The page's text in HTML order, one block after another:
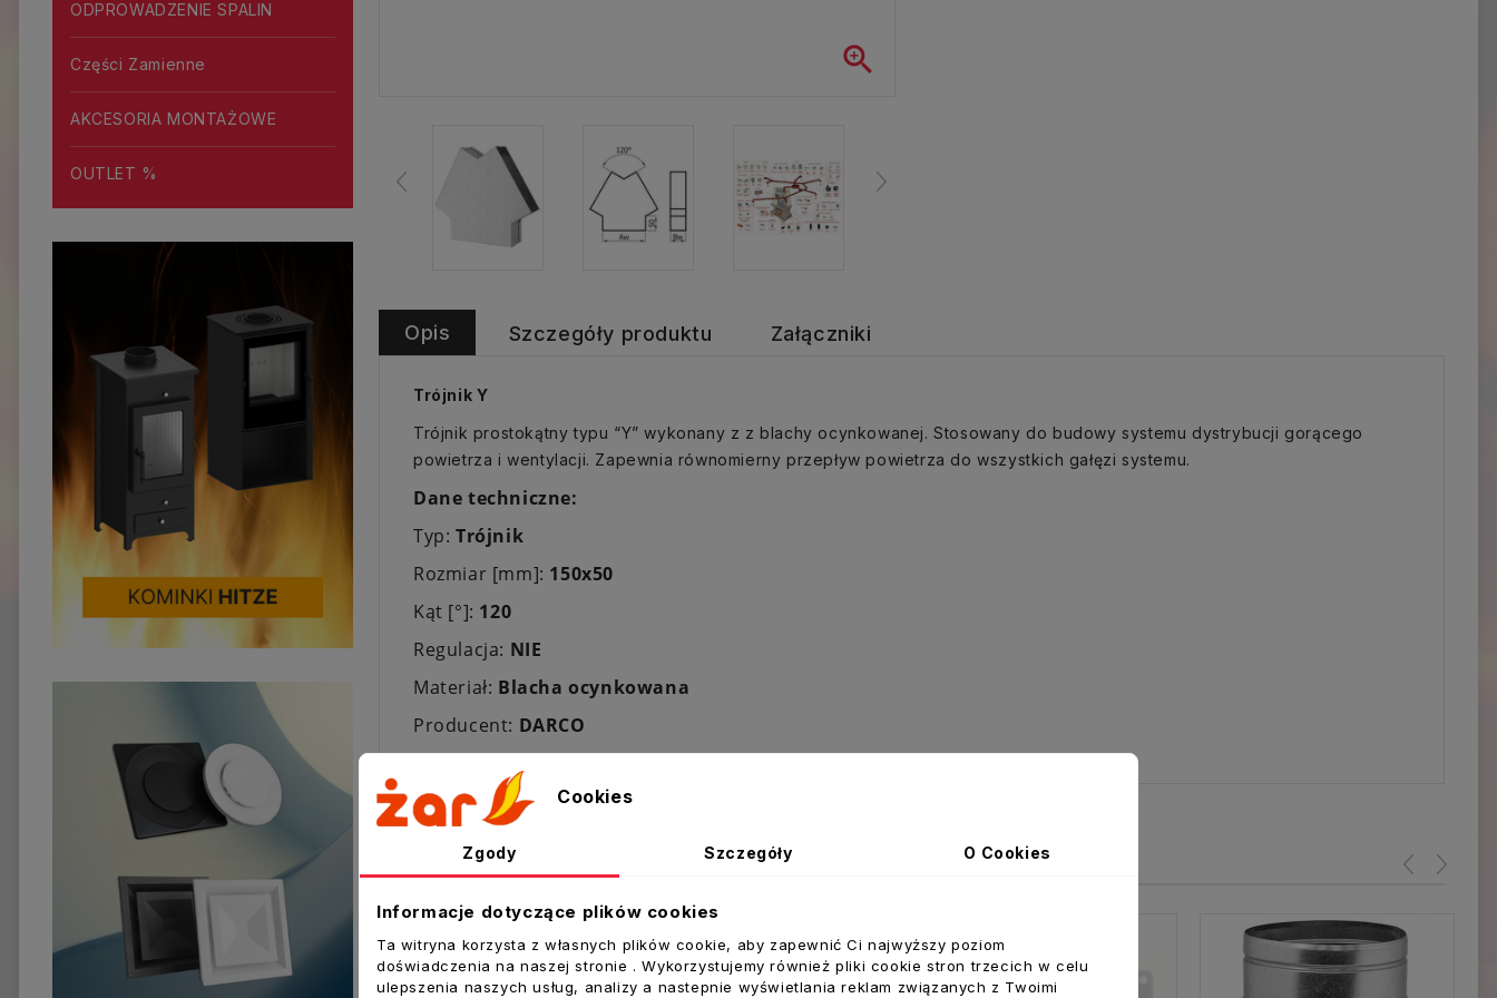
ODPROWADZENIE SPALIN
Części Zamienne
AKCESORIA MONTAŻOWE
OUTLET %

Opis Szczegóły produktu Załączniki
Trójnik Y
Trójnik prostokątny typu “Y” wykonany z z blachy ocynkowanej. Stosowany do budowy systemu dystrybucji gorącego
powietrza i wentylacji. Zapewnia równomierny przepływ powietrza do wszystkich gałęzi systemu.
Dane techniczne:
Typ: Trójnik
Rozmiar [mm]: 150x50
Kąt [°]: 120
Regulacja: NIE
Materiał: Blacha ocynkowana
Producent: DARCO
Inne produkty w tej kategorii:
Cookies
Zgody Szczegóły O Cookies
Informacje dotyczące plików cookies
Ta witryna korzysta z własnych plików cookie, aby zapewnić Ci najwyższy poziom
doświadczenia na naszej stronie . Wykorzystujemy również pliki cookie stron trzecich w celu
ulepszenia naszych usług, analizy a nastepnie wyświetlania reklam związanych z Twoimi